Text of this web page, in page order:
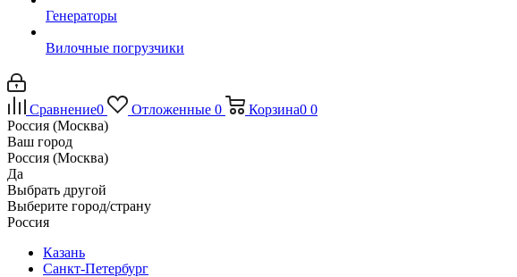
Генераторы
Вилочные погрузчики
Сравнение0 Отложенные 0 Корзина0 0
Россия (Москва)
Ваш город
Россия (Москва)
Да
Выбрать другой
Выберите город/страну
Россия
Казань
Санкт-Петербург